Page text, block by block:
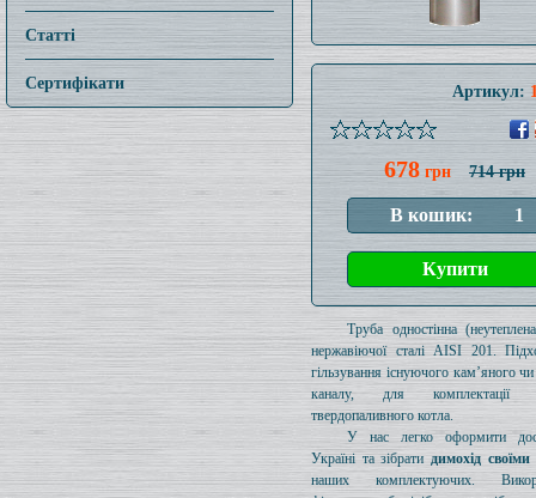
Статті
Сертифікати Артикул:
678 грн 714 грн
Труба одностінна
нержавіючої сталі AISI 201.
гільзування існуючого кам’яного
каналу, для комплектації
твердопаливного котла.
У нас легко оформити
Україні та зібрати димохід
наших комплектуючих.